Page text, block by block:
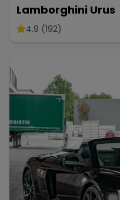
Lamborghini Urus
4.9 (192)